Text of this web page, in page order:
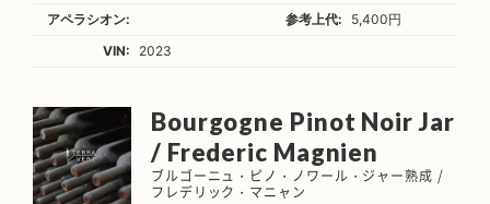
アペラシオン: 参考上代:
5,400円
VIN:
2023
Bourgogne Pinot Noir Jar
/ Frederic Magnien
ブルゴーニュ・ピノ・ノワール・ジャー熟成 /
フレデリック・マニャン